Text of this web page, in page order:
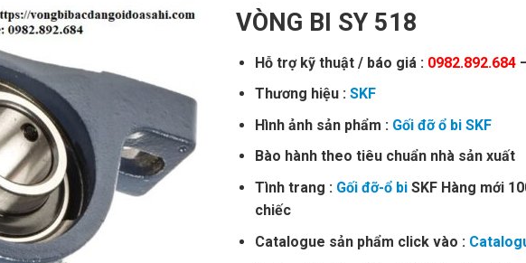
VÒNG BI SY 518
Hỗ trợ kỹ thuật / báo giá : 0982.892.684
Thương hiệu : SKF
Hình ảnh sản phẩm : Gối đỡ ổ bi SKF
Bào hành theo tiêu chuẩn nhà sản xuất
Tình trang : Gối đỡ-ổ biSKF Hàng mới
chiếc
Catalogue sản phẩm click vào :